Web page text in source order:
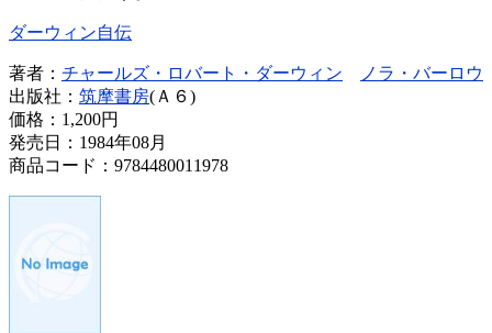
ダーウィン自伝
著者： チャールズ・ロバート・ダーウィン
ノラ・バーロウ
出版社： 筑摩書房(Ａ６)
価格： 1,200円
発売日：1984年08月
商品コード：9784480011978